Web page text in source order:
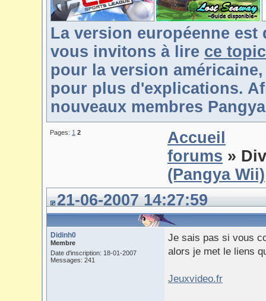
La version européenne
vous invitons à lire ce topic
pour la version
pour plus d'explications.
nouveaux membres
Pages: 1 2
Accueil
forums »
(Pangya Wii)
21-06-2007 14:27:59
Didinh0
Membre
Date d'inscription: 18-01-2007
Messages: 241
Je sais pas si vous
alors je met le liens
Jeuxvideo.fr